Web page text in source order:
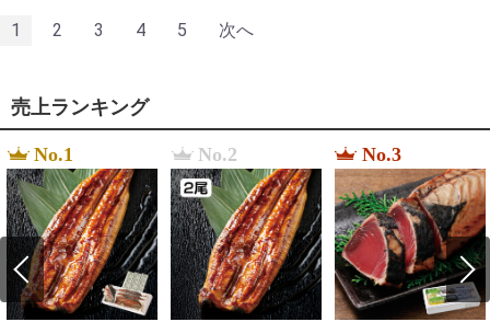
1 2 3 4 5 次へ
売上ランキング
No.1 No.2 No.3